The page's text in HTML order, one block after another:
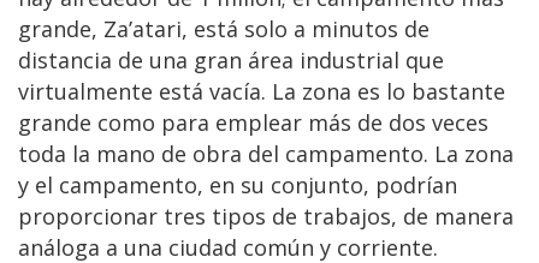
grande, Za’atari, está solo a minutos de
distancia de una gran área industrial que
virtualmente está vacía. La zona es lo bastante
grande como para emplear más de dos veces
toda la mano de obra del campamento. La zona
y el campamento, en su conjunto, podrían
proporcionar tres tipos de trabajos, de manera
análoga a una ciudad común y corriente.